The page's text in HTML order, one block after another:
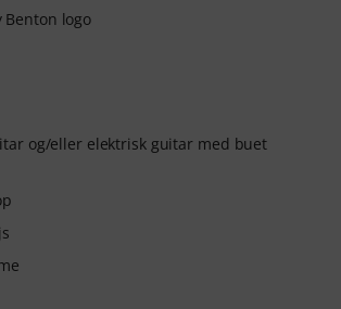
Benton logo
og/eller elektrisk guitar med buet